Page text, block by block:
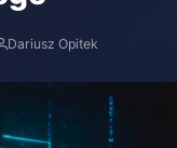
Dariusz Opitek